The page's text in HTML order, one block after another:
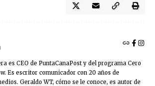
es CEO de PuntaCanaPost y del programa Cero
Es escritor comunicador con 20 años de
Geraldo WT, cómo se le conoce, es autor de